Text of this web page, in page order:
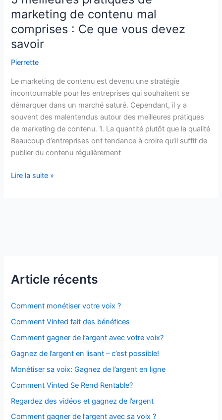
pour
un
entraîneur
personnel
marketing de contenu mal
comprises : Ce que vous devez
savoir
Pierrette
Le marketing de contenu est devenu une stratégie
incontournable pour les entreprises qui souhaitent se
démarquer dans un marché saturé. Cependant, il y a
souvent des malentendus autour des meilleures pratiques
de marketing de contenu. 1. La quantité plutôt que la qualité
Beaucoup d’entreprises ont tendance à croire qu’il suffit de
publier du contenu régulièrement
5
:
que
vous
savoir
Lire la suite »
Article récents
Comment monétiser votre voix ?
Comment Vinted fait des bénéfices
Comment gagner de l’argent avec votre voix?
Gagnez de l’argent en lisant – c’est possible!
Monétiser sa voix: Gagnez de l’argent en ligne
Comment Vinted Se Rend Rentable?
Regardez des vidéos et gagnez de l’argent
Comment gagner de l’argent avec sa voix ?